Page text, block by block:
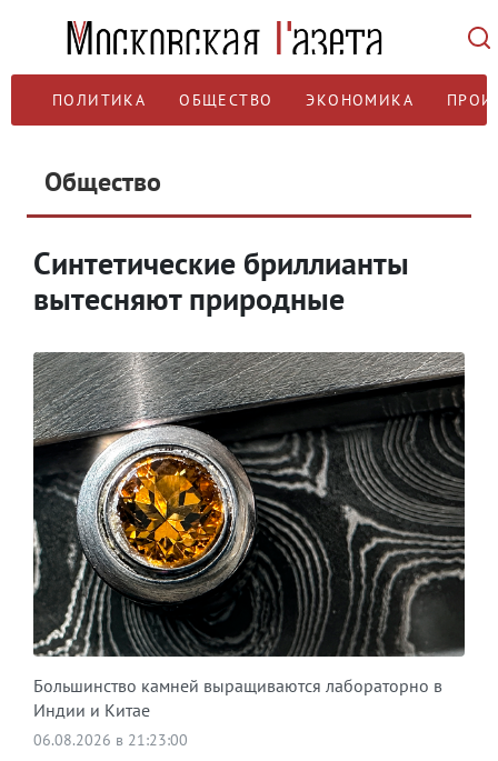
ПОЛИТИКА ОБЩЕСТВО ЭКОНОМИКА
Общество
Синтетические бриллианты
вытесняют природные
Большинство камней выращиваются лабораторно в
Индии и Китае
06.08.2026 в 21:23:00